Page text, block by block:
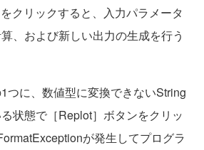
クリックすると、入力パラメータ
、および新しい出力の生成を行う
つに、数値型に変換できないString
状態で［Replot］ボタンをクリッ
が発生してプログラ